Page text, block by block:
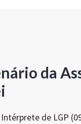
da
de LGP